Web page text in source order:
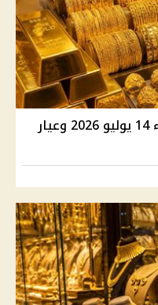
ارتفاع سعر الذهب اليوم الثلاثاء 14 يوليو 2026 وعيار